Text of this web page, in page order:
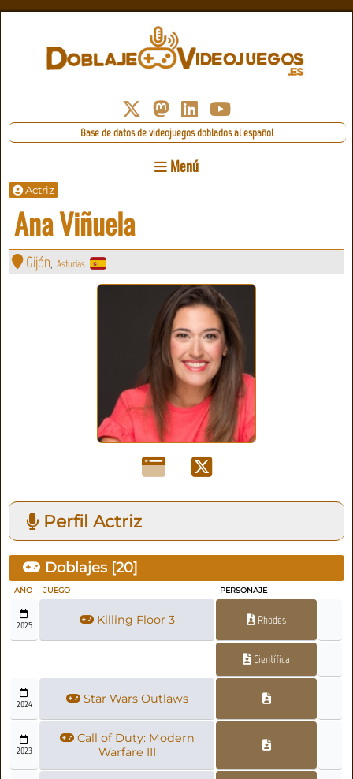
Base de datos de videojuegos doblados al español
Menú
Actriz
Ana Viñuela
Gijón, Asturias
Perfil Actriz
Doblajes [20]
AÑO JUEGO PERSONAJE
2025 Killing Floor 3 Rhodes
Científica
2024 Star Wars Outlaws
2023
Call of Duty: Modern
Warfare III